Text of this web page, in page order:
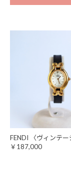
FENDI 〈ヴィンテー
￥187,000